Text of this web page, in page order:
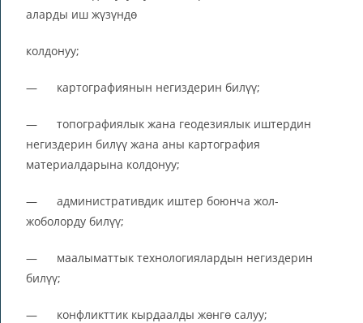
аларды иш жүзүндө
колдонуу;
— картографиянын негиздерин билүү;
— топографиялык жана геодезиялык иштердин
негиздерин билүү жана аны картография
материалдарына колдонуу;
— административдик иштер боюнча жол-
жоболорду билүү;
— маалыматтык технологиялардын негиздерин
билүү;
— конфликттик кырдаалды жөнгө салуу;